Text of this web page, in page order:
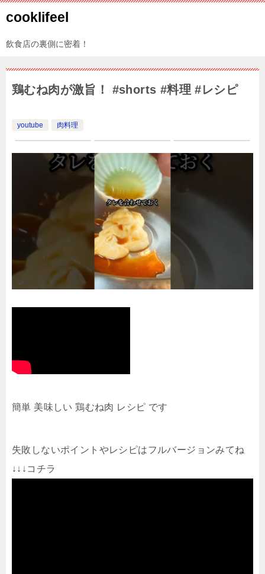
cooklifeel
飲食店の裏側に密着！
鶏むね肉が激旨！ #shorts #料理 #レシピ
youtube 肉料理
簡単 美味しい 鶏むね肉 レシピ です
失敗しないポイントやレシピはフルバージョンみてね
↓↓↓コチラ